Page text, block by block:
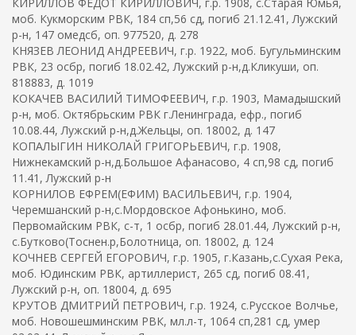
моб. Кукморским РВК, 184 сп,56 сд, погиб 21.12.41, Лужский
р-н, 147 омедсб, оп. 977520, д. 278
КНЯЗЕВ ЛЕОНИД АНДРЕЕВИЧ, г.р. 1922, моб. Бугульминским
РВК, 23 осбр, погиб 18.02.42, Лужский р-н,д.Кликуши, оп.
818883, д. 1019
КОКАЧЕВ ВАСИЛИЙ ТИМОФЕЕВИЧ, г.р. 1903, Мамадышский
р-н, моб. Октябрьским РВК г.Ленинграда, ефр., погиб
10.08.44, Лужский р-н,д.Жельцы, оп. 18002, д. 147
КОПАЛЫГИН НИКОЛАЙ ГРИГОРЬЕВИЧ, г.р. 1908,
Нижнекамский р-н,д.Большое Афанасово, 4 сп,98 сд, погиб
11.41, Лужский р-н
КОРНИЛОВ ЕФРЕМ(ЕФИМ) ВАСИЛЬЕВИЧ, г.р. 1904,
Черемшанский р-н,с.Мордовское Афонькино, моб.
Первомайским РВК, с-т, 1 осбр, погиб 28.01.44, Лужский р-н,
с.Бутково(Тоснен.р,Болотница, оп. 18002, д. 124
КОЧНЕВ СЕРГЕЙ ЕГОРОВИЧ, г.р. 1905, г.Казань,с.Сухая Река,
моб. Юдинским РВК, артиллерист, 265 сд, погиб 08.41,
Лужский р-н, оп. 18004, д. 695
КРУТОВ ДМИТРИЙ ПЕТРОВИЧ, г.р. 1924, с.Русское Волчье,
моб. Новошешминским РВК, мл.л-т, 1064 сп,281 сд, умер